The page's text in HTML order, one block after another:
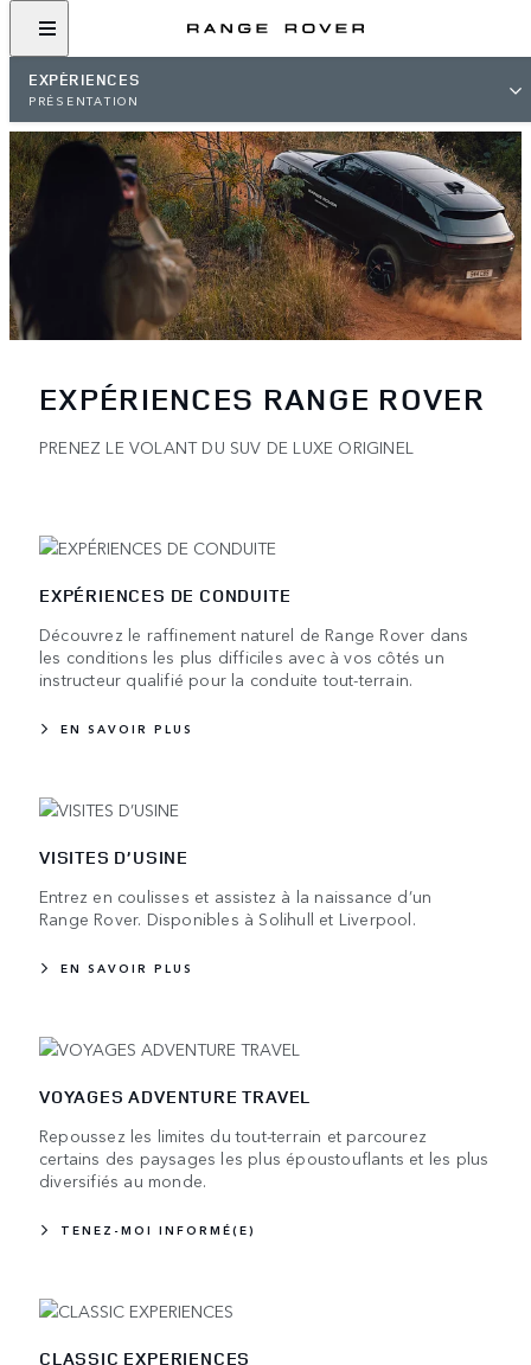
EXPÉRIENCES
PRÉSENTATION
EXPÉRIENCES RANGE ROVER
PRENEZ LE VOLANT DU SUV DE LUXE ORIGINEL
EXPÉRIENCES DE CONDUITE
Découvrez le raffinement naturel de Range Rover dans
les conditions les plus difficiles avec à vos côtés un
instructeur qualifié pour la conduite tout-terrain.
EN SAVOIR PLUS
VISITES D’USINE
Entrez en coulisses et assistez à la naissance d’un
Range Rover. Disponibles à Solihull et Liverpool.
EN SAVOIR PLUS
VOYAGES ADVENTURE TRAVEL
Repoussez les limites du tout-terrain et parcourez
certains des paysages les plus époustouflants et les plus
diversifiés au monde.
TENEZ-MOI INFORMÉ(E)
CLASSIC EXPERIENCES